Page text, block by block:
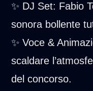
✨ DJ Set: Fabio
sonora bollente
✨ Voce &
scaldare
del concorso.